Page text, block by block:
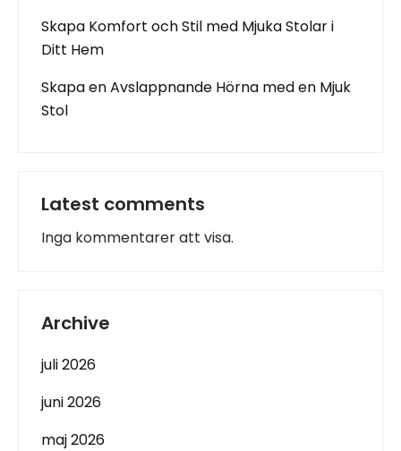
Skapa Komfort och Stil med Mjuka Stolar i
Ditt Hem
Skapa en Avslappnande Hörna med en Mjuk
Stol
Latest comments
Inga kommentarer att visa.
Archive
juli 2026
juni 2026
maj 2026